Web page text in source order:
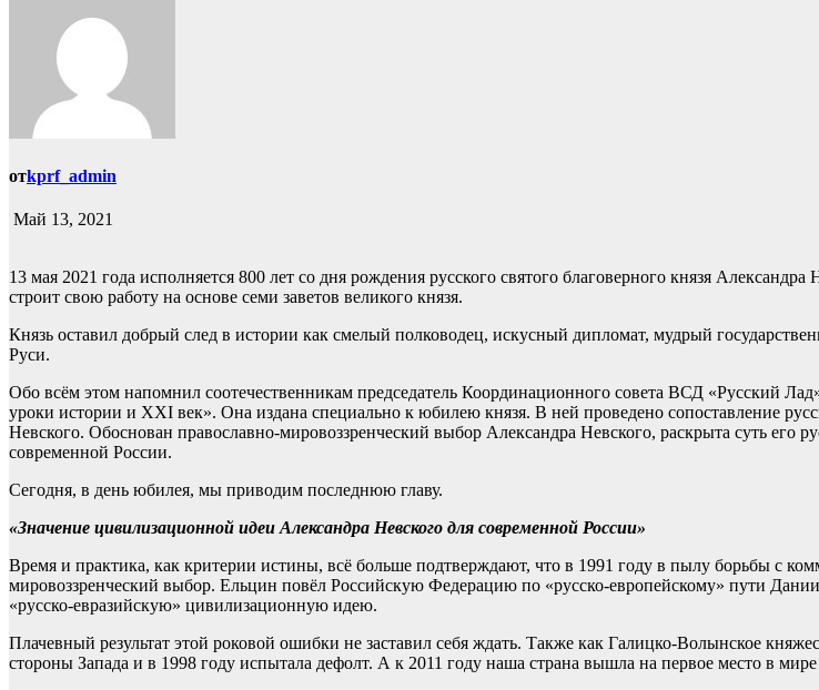
отkprf_admin
Май 13, 2021
13 мая 2021 года исполняется 800 лет со дня рождения русского святого благоверного князя
строит свою работу на основе семи заветов великого князя.
Князь оставил добрый след в истории как смелый полководец, искусный дипломат, мудрый
Руси.
Обо всём этом напомнил соотечественникам председатель Координационного совета ВСД «Русский
уроки истории и XXI век». Она издана специально к юбилею князя. В ней проведено сопоставление
Невского. Обоснован православно-мировоззренческий выбор Александра Невского, раскрыта суть его
современной России.
Сегодня, в день юбилея, мы приводим последнюю главу.
«Значение цивилизационной идеи Александра Невского для современной России»
Время и практика, как критерии истины, всё больше подтверждают, что в 1991 году в пылу борьбы с
мировоззренческий выбор. Ельцин повёл Российскую Федерацию по «русско-европейскому» пути
«русско-евразийскую» цивилизационную идею.
Плачевный результат этой роковой ошибки не заставил себя ждать. Также как Галицко-Волынское
стороны Запада и в 1998 году испытала дефолт. А к 2011 году наша страна вышла на первое место в